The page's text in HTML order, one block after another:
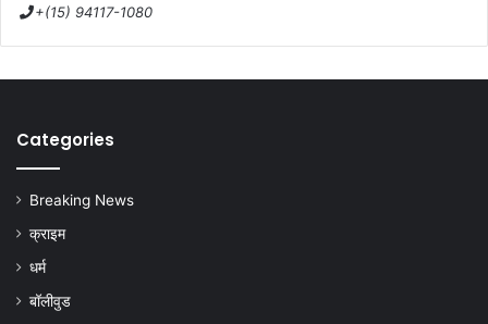
+(15) 94117-1080
Categories
Breaking News
क्राइम
धर्म
बॉलीवुड